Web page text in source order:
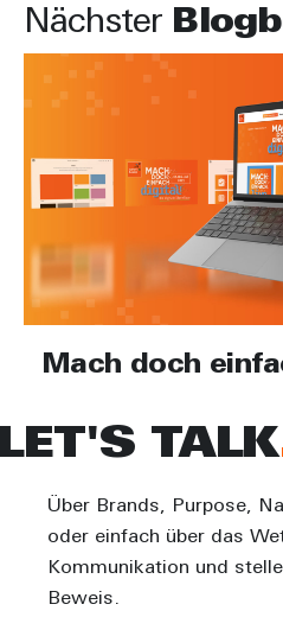
Nächster
Mach doch
TALK
Über Brands, Purpose,
oder einfach über das
Kommunikation und
Beweis.